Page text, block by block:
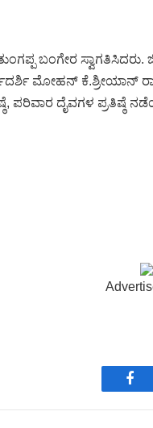
ಬಂಗೇರ
ಮೋಹನ್ ಕೆ.ಶ್ರೀಯಾನ್
ಪರಿವಾರ ದೈವಗಳ ಪ್ರತಿಷ್ಠೆ